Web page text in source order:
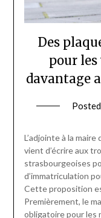
Des
pour
davantage
L’adjointe à la
vient d’écrire aux
strasbourgeoises
d’immatriculation
Cette proposition
Premièrement, le
obligatoire pour les